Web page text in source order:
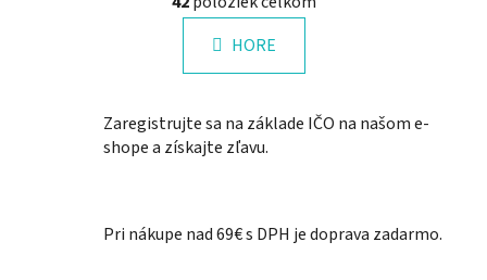
v
l
á
d
c
i
r
v
n
k
n
i
HORE
Zaregistrujte sa na základe IČO na našom e-
shope a získajte zľavu.
Pri nákupe nad 69€ s DPH je doprava zadarmo.